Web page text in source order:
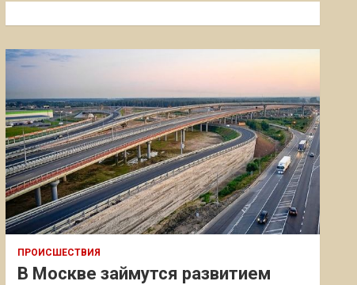
к
ПРОИСШЕСТВИЯ
В Москве займутся развитием